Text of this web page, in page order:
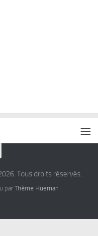
Tous droits réservés.
par Thème Hueman